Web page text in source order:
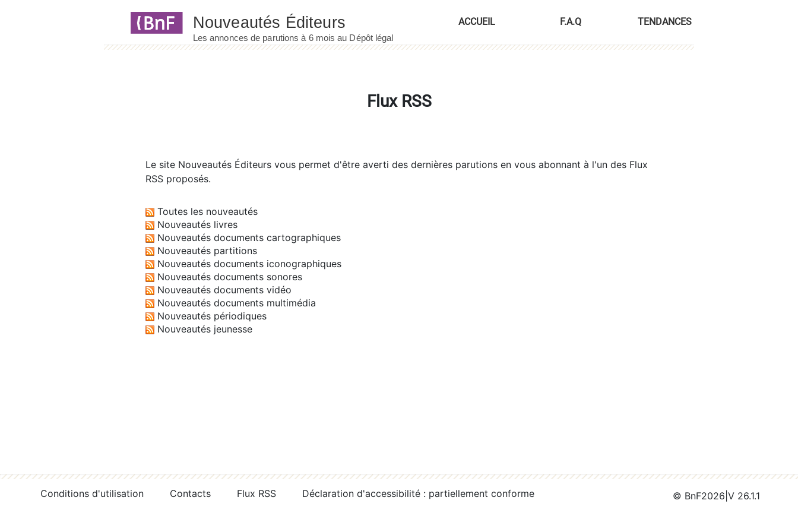
ACCUEIL F.A.Q TENDANCES
Flux RSS
Le site Nouveautés Éditeurs vous permet d'être averti des dernières parutions en vous abonnant à l'un des Flux
RSS proposés.
Toutes les nouveautés
Nouveautés livres
Nouveautés documents cartographiques
Nouveautés partitions
Nouveautés documents iconographiques
Nouveautés documents sonores
Nouveautés documents vidéo
Nouveautés documents multimédia
Nouveautés périodiques
Nouveautés jeunesse
Conditions d'utilisation Contacts Flux RSS Déclaration d'accessibilité : partiellement conforme © BnF2026 V 26.1.1